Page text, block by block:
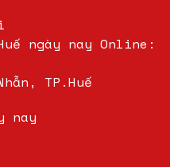
ngày nay Online:
TP.Huế
nay